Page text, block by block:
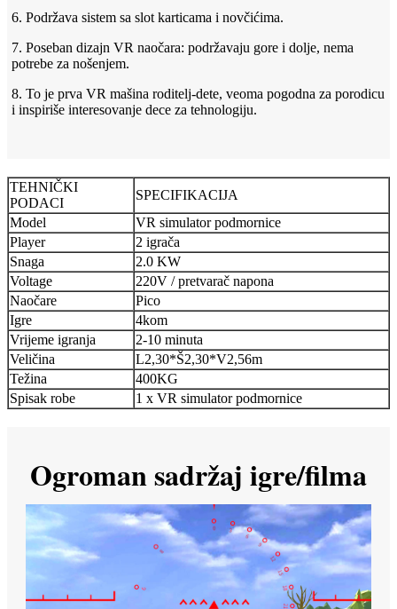
6. Podržava sistem sa slot karticama i novčićima.
7. Poseban dizajn VR naočara: podržavaju gore i dolje, nema
potrebe za nošenjem.
8. To je prva VR mašina roditelj-dete, veoma pogodna za porodicu
i inspiriše interesovanje dece za tehnologiju.
TEHNIČKI
PODACI
SPECIFIKACIJA
Model
VR simulator podmornice
Player
2 igrača
Snaga
2.0 KW
Voltage
220V / pretvarač napona
Naočare
Pico
Igre
4kom
Vrijeme igranja
2-10 minuta
Veličina
L2,30*Š2,30*V2,56m
Težina
400KG
Spisak robe
1 x VR simulator podmornice
Ogroman sadržaj igre/filma